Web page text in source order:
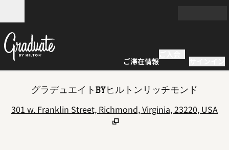
営業時間
ご滞在情報
グラデュエイトBYヒルトンリッチモンド
301 w. Franklin Street, Richmond, Virginia, 23220, USA